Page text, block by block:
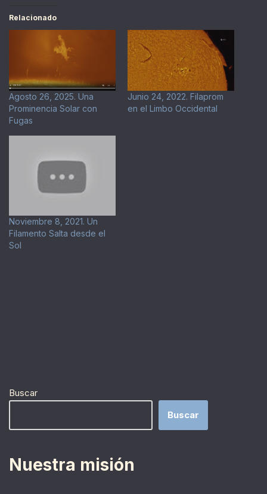
Relacionado
Agosto 26, 2025. Una
Prominencia Solar con
Fugas
Junio 24, 2022. Filaprom
en el Limbo Occidental
Noviembre 8, 2021. Un
Filamento Salta desde el
Sol
Buscar
Buscar
Nuestra misión